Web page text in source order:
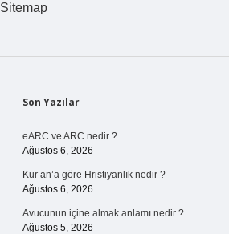
Sitemap
Sidebar
Son Yazılar
eARC ve ARC nedir ?
Ağustos 6, 2026
Kur’an’a göre Hristiyanlık nedir ?
Ağustos 6, 2026
Avucunun içine almak anlamı nedir ?
Ağustos 5, 2026